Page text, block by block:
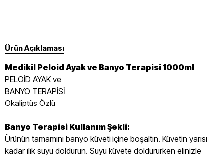
Ürün Açıklaması
Medikil Peloid Ayak ve Banyo Terapisi 1000ml
PELOİD AYAK ve
BANYO TERAPİSİ
Okaliptüs Özlü
Banyo Terapisi Kullanım Şekli:
Ürünün tamamını banyo küveti içine boşaltın. Küvetin yarısı
kadar ılık suyu doldurun. Suyu küvete doldururken elinizle